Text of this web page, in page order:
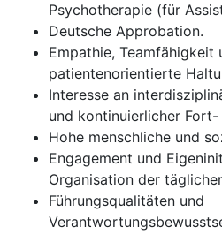
Psychotherapie (für
Deutsche Approbation.
Empathie, Teamfähigkeit
patientenorientierte
Interesse an
und kontinuierlicher
Hohe menschliche und
Engagement und
Organisation der
Führungsqualitäten und